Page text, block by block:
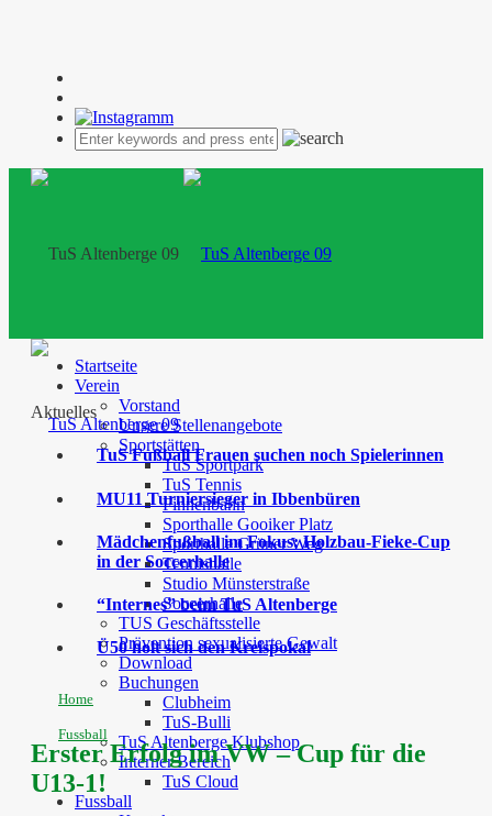
Startseite
Verein
Vorstand
Unsere Stellenangebote
Sportstätten
TuS Sportpark
TuS Tennis
Finnenbahn
Sporthalle Gooiker Platz
Sporthalle Grüner Weg
Tennishalle
Studio Münsterstraße
Soccerhalle
TUS Geschäftsstelle
Prävention sexualisierte Gewalt
Download
Buchungen
Clubheim
TuS-Bulli
TuS Altenberge Klubshop
Interner Bereich
TuS Cloud
Fussball
Aktuelles
TuS Fußball Frauen suchen noch Spielerinnen
MU11 Turniersieger in Ibbenbüren
Mädchenfußball im Fokus: Holzbau-Fieke-Cup
in der Soccerhalle
“Internes” beim TuS Altenberge
Ü50 holt sich den Kreispokal
Home
Fussball
Erster Erfolg im VW – Cup für die
U13-1!